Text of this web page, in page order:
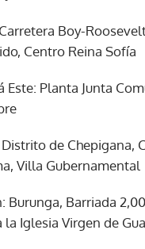
Boy-
Centro Reina Sofía
Este: Planta Junta
de Chepigana,
Villa Gubernamental
Burunga, Barriada
la Iglesia Virgen de